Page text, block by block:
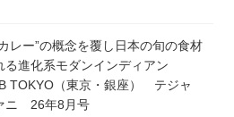
レー”の概念を覆し日本の旬の食材
る進化系モダンインディアン
TOKYO（東京・銀座） テジャ
ニ 26年8月号